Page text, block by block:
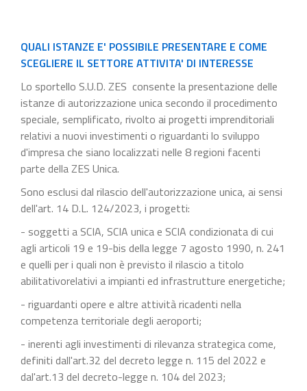
QUALI ISTANZE E' POSSIBILE PRESENTARE E COME
SCEGLIERE IL SETTORE ATTIVITA' DI INTERESSE
Lo sportello S.U.D. ZES consente la presentazione delle
istanze di autorizzazione unica secondo il procedimento
speciale, semplificato, rivolto ai progetti imprenditoriali
relativi a nuovi investimenti o riguardanti lo sviluppo
d'impresa che siano localizzati nelle 8 regioni facenti
parte della ZES Unica.
Sono esclusi dal rilascio dell'autorizzazione unica, ai sensi
dell'art. 14 D.L. 124/2023, i progetti:
- soggetti a SCIA, SCIA unica e SCIA condizionata di cui
agli articoli 19 e 19-bis della legge 7 agosto 1990, n. 241
e quelli per i quali non è previsto il rilascio a titolo
abilitativorelativi a impianti ed infrastrutture energetiche;
- riguardanti opere e altre attività ricadenti nella
competenza territoriale degli aeroporti;
- inerenti agli investimenti di rilevanza strategica come,
definiti dall'art.32 del decreto legge n. 115 del 2022 e
dal'art.13 del decreto-legge n. 104 del 2023;